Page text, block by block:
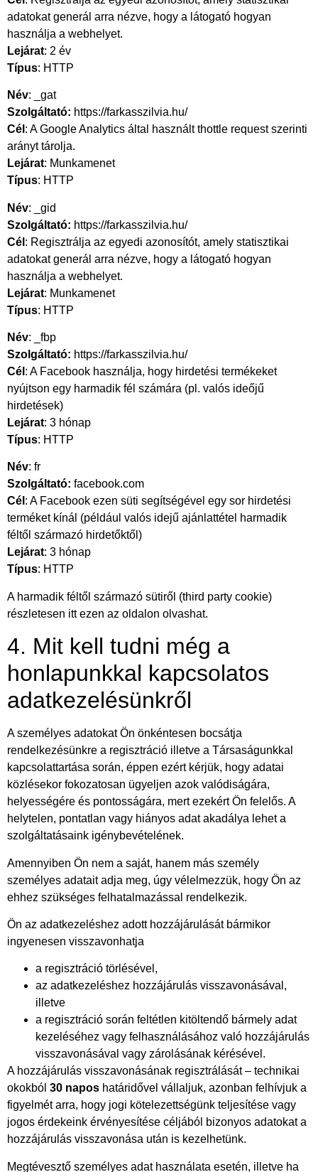
adatokat generál arra nézve, hogy a látogató hogyan
használja a webhelyet.
Lejárat: 2 év
Típus: HTTP
Név: _gat
Szolgáltató: https://farkasszilvia.hu/
Cél : A Google Analytics által használt thottle request szerinti
arányt tárolja.
Lejárat: Munkamenet
Típus: HTTP
Név: _gid
Szolgáltató: https://farkasszilvia.hu/
Cél : Regisztrálja az egyedi azonosítót, amely statisztikai
adatokat generál arra nézve, hogy a látogató hogyan
használja a webhelyet.
Lejárat: Munkamenet
Típus: HTTP
Név: _fbp
Szolgáltató: https://farkasszilvia.hu/
Cél : A Facebook használja, hogy hirdetési termékeket
nyújtson egy harmadik fél számára (pl. valós ideőjű
hirdetések)
Lejárat: 3 hónap
Típus: HTTP
Név: fr
Szolgáltató: facebook.com
Cél : A Facebook ezen süti segítségével egy sor hirdetési
terméket kínál (például valós idejű ajánlattétel harmadik
féltől származó hirdetőktől)
Lejárat: 3 hónap
Típus: HTTP
A harmadik féltől származó sütiről (third party cookie)
részletesen ittezen az oldalon olvashat.
4. Mit kell tudni még a
honlapunkkal kapcsolatos
adatkezelésünkről
A személyes adatokat Ön önkéntesen bocsátja
rendelkezésünkre a regisztráció illetve a Társaságunkkal
kapcsolattartása során, éppen ezért kérjük, hogy adatai
közlésekor fokozatosan ügyeljen azok valódiságára,
helyességére és pontosságára, mert ezekért Ön felelős. A
helytelen, pontatlan vagy hiányos adat akadálya lehet a
szolgáltatásaink igénybevételének.
Amennyiben Ön nem a saját, hanem más személy
személyes adatait adja meg, úgy vélelmezzük, hogy Ön az
ehhez szükséges felhatalmazással rendelkezik.
Ön az adatkezeléshez adott hozzájárulását bármikor
ingyenesen visszavonhatja
a regisztráció törlésével,
az adatkezeléshez hozzájárulás visszavonásával,
illetve
a regisztráció során feltétlen kitöltendő bármely adat
kezeléséhez vagy felhasználásához való hozzájárulás
visszavonásával vagy zárolásának kérésével.
A hozzájárulás visszavonásának regisztrálását – technikai
okokból 30 napos határidővel vállaljuk, azonban felhívjuk a
figyelmét arra, hogy jogi kötelezettségünk teljesítése vagy
jogos érdekeink érvényesítése céljából bizonyos adatokat a
hozzájárulás visszavonása után is kezelhetünk.
Megtévesztő személyes adat használata esetén, illetve ha